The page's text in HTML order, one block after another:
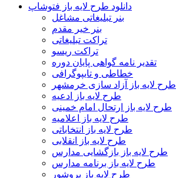
دانلود طرح لایه باز فتوشاپ
بنر تبلیغاتی مشاغل
بنر خیر مقدم
تراکت تبلیغاتی
تراکت ریسو
تقدیر نامه گواهی پایان دوره
خطاطی و تایپوگرافی
طرح لایه باز آزاد سازی خرمشهر
طرح لایه باز ادعیه
طرح لایه باز ارتحال امام خمینی
طرح لایه باز اعلامیه
طرح لایه باز انتخاباتی
طرح لایه باز انقلابی
طرح لایه باز بازگشایی مدارس
طرح لایه باز برنامه مدارس
طرح لایه باز بروشور